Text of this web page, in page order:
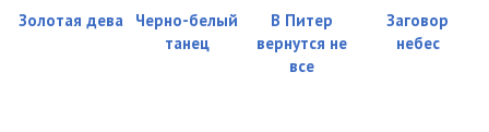
Золотая дева
Черно-белый
танец
В Питер
вернутся не
все
Заговор
небес